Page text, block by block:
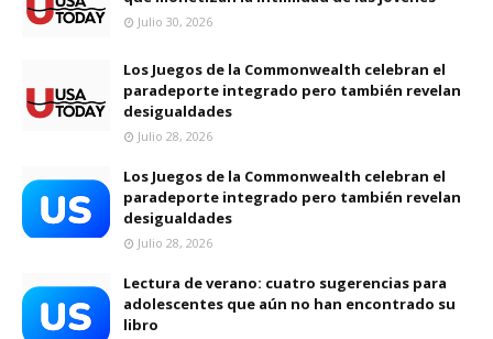
Julio 30, 2026
Los Juegos de la Commonwealth celebran el
paradeporte integrado pero también revelan
desigualdades
Julio 28, 2026
Los Juegos de la Commonwealth celebran el
paradeporte integrado pero también revelan
desigualdades
Julio 28, 2026
Lectura de verano: cuatro sugerencias para
adolescentes que aún no han encontrado su
libro